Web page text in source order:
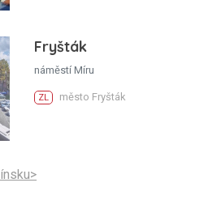
Fryšták
náměstí Míru
ZL město Fryšták